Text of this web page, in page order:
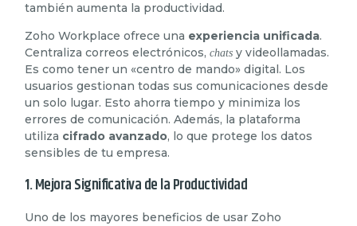
también aumenta la productividad.
Zoho Workplace ofrece una experiencia unificada.
Centralizacorreos electrónicos,chats y videollamadas.
Es como tener un «centro de mando» digital. Los
usuarios gestionan todas sus comunicaciones desde
un solo lugar. Esto ahorra tiempo y minimiza los
errores de comunicación. Además, la plataforma
utiliza cifrado avanzado, lo que protege los datos
sensibles de tu empresa.
1. Mejora Significativa de la Productividad
Uno de los mayores beneficios de usar Zoho